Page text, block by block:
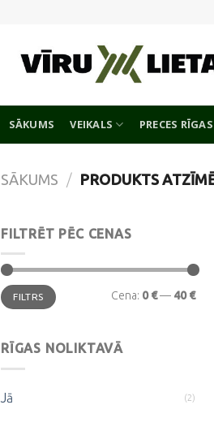
SĀKUMS VEIKALS PRECES
SĀKUMS / PRODUKTS
FILTRĒT PĒC CENAS
Min.
cena
Maks.
cenaFILTRS Cena: 0 €— 40 €
RĪGAS NOLIKTAVĀ
Jā (2)